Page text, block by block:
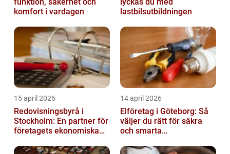
komfort i vardagen
lastbilsutbildningen
15 april 2026
Redovisningsbyrå i
Stockholm: En partner för
företagets ekonomiska
14 april 2026
Elföretag i Göteborg: Så
väljer du rätt för säkra
och smarta